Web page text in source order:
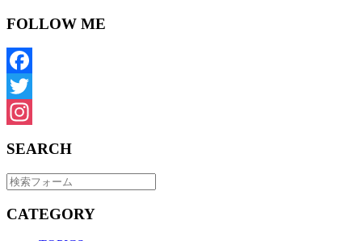
FOLLOW ME
Facebook
Twitter
SEARCH
CATEGORY